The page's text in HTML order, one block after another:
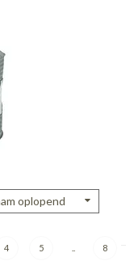
oplopend
4 5 8